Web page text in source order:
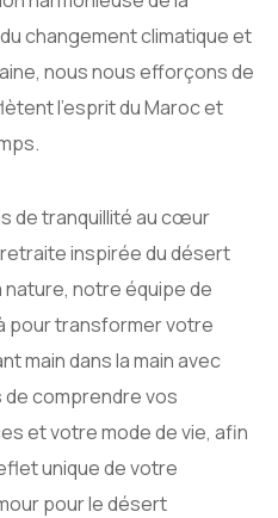
changement climatique et
nous nous efforçons de
l’esprit du Maroc et
de tranquillité au cœur
retraite inspirée du désert
nature, notre équipe de
pour transformer votre
main dans la main avec
comprendre vos
et votre mode de vie, afin
unique de votre
pour le désert